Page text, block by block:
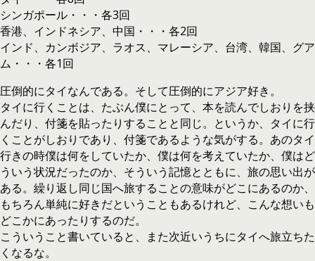
シンガポール・・・各3回
香港、インドネシア、中国・・・各2回
インド、カンボジア、ラオス、マレーシア、台湾、韓国、グア
ム・・・各1回
圧倒的にタイなんである。そして圧倒的にアジア好き。
タイに行くことは、たぶん僕にとって、本を読んでしおりを挟
んだり、付箋を貼ったりすることと同じ。というか、タイに行
くことがしおりであり、付箋であるような気がする。あのタイ
行きの時僕は何をしていたか、僕は何を考えていたか、僕はど
ういう状況だったのか、そういう記憶とともに、旅の思い出が
ある。繰り返し同じ国へ旅することの意味がどこにあるのか、
もちろん単純に好きだということもあるけれど、こんな想いも
どこかにあったりするのだ。
こういうこと書いていると、また次近いうちにタイへ旅立ちた
くなるな。